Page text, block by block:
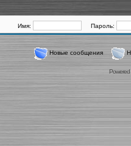
Имя: Пароль:
Новые сообщения